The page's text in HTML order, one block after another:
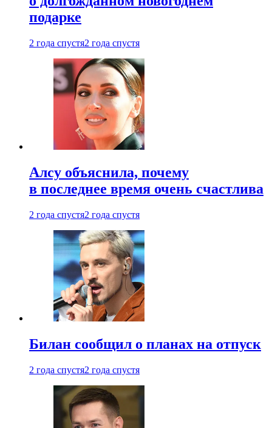
подарке
2 года спустя2 года спустя
Алсу объяснила, почему
в последнее время очень счастлива
2 года спустя2 года спустя
Билан сообщил о планах на отпуск
2 года спустя2 года спустя